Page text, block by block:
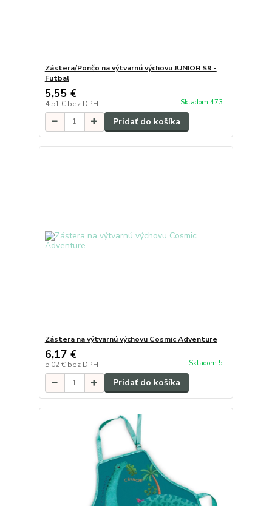
Zástera/Pončo na výtvarnú výchovu JUNIOR S9 -
Futbal
5,55 €
4,51 € bez DPH Skladom 473
Pridať do košíka
Zástera na výtvarnú výchovu Cosmic Adventure
6,17 €
5,02 € bez DPH Skladom 5
Pridať do košíka